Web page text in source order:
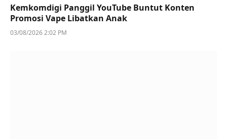
Kemkomdigi Panggil YouTube Buntut Konten
Promosi Vape Libatkan Anak
03/08/2026 2:02 PM